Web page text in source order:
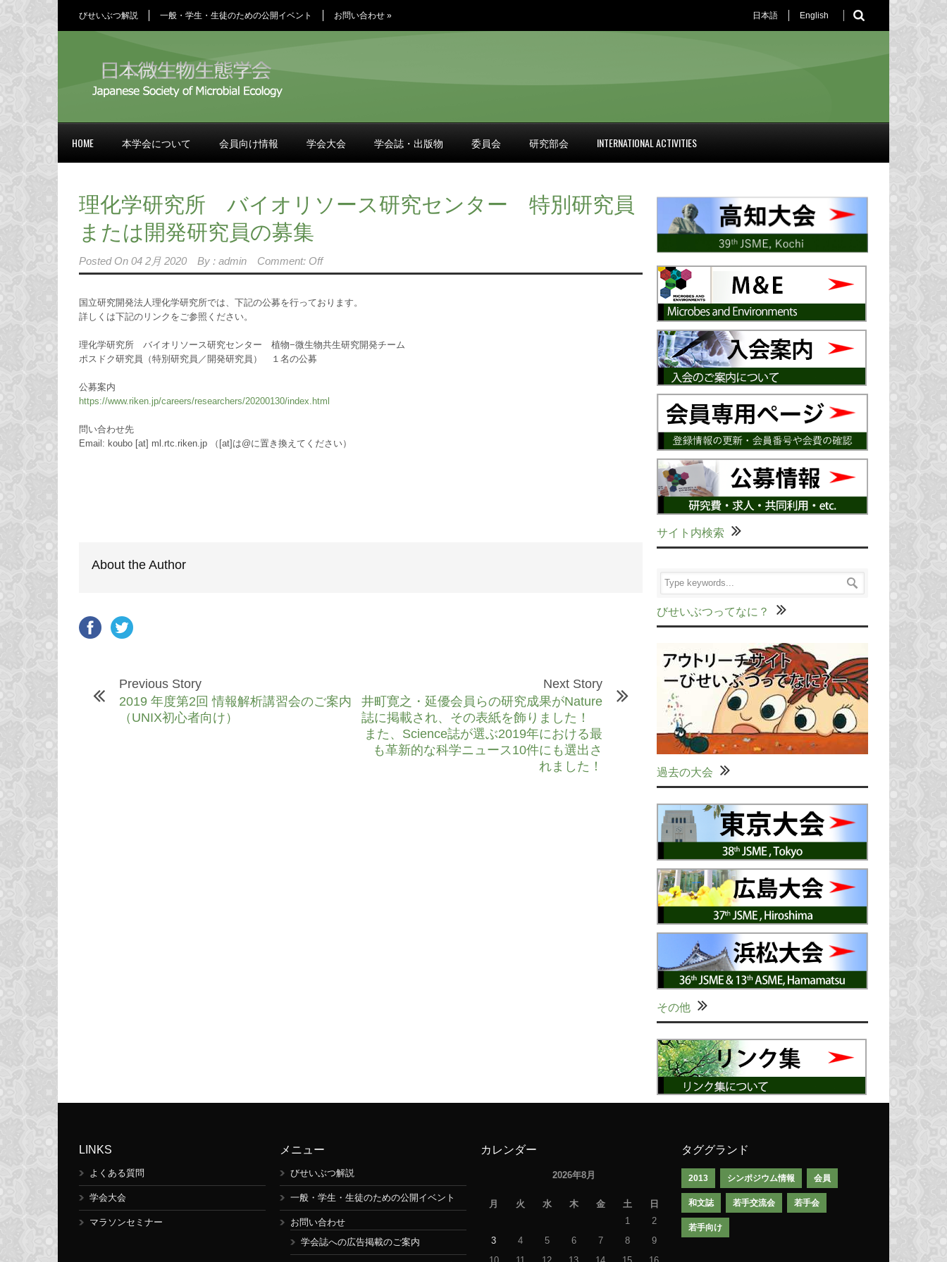
びせいぶつ解説 一般・学生・生徒のための公開イベント お問い合わせ » 日本語 English
HOME 本学会について 会員向け情報 学会大会 学会誌・出版物 委員会 研究部会 INTERNATIONAL ACTIVITIES
理化学研究所 バイオリソース研究センター 特別研究員
または開発研究員の募集
Posted On 04 2月 2020 By : admin Comment: Off
国立研究開発法人理化学研究所では、下記の公募を行っております。
詳しくは下記のリンクをご参照ください。
理化学研究所 バイオリソース研究センター 植物−微生物共生研究開発チーム
ポスドク研究員（特別研究員／開発研究員） １名の公募
公募案内
https://www.riken.jp/careers/researchers/20200130/index.html
問い合わせ先
Email: koubo [at] ml.rtc.riken.jp （[at]は@に置き換えてください）
About the Author
Previous Story
2019 年度第2回 情報解析講習会のご案内
（UNIX初心者向け）
Next Story
井町寛之・延優会員らの研究成果がNature
誌に掲載され、その表紙を飾りました！
また、Science誌が選ぶ2019年における最
も革新的な科学ニュース10件にも選出さ
れました！
サイト内検索
びせいぶつってなに？
過去の大会
その他
LINKS
よくある質問
学会大会
マラソンセミナー
メニュー
びせいぶつ解説
一般・学生・生徒のための公開イベント
お問い合わせ
学会誌への広告掲載のご案内
カレンダー
2026年8月
月 火 水 木 金 土
日
1
2
3
4 5 6 7 8
9
タググランド
2013 シンポジウム情報 会員
和文誌 若手交流会 若手会
若手向け